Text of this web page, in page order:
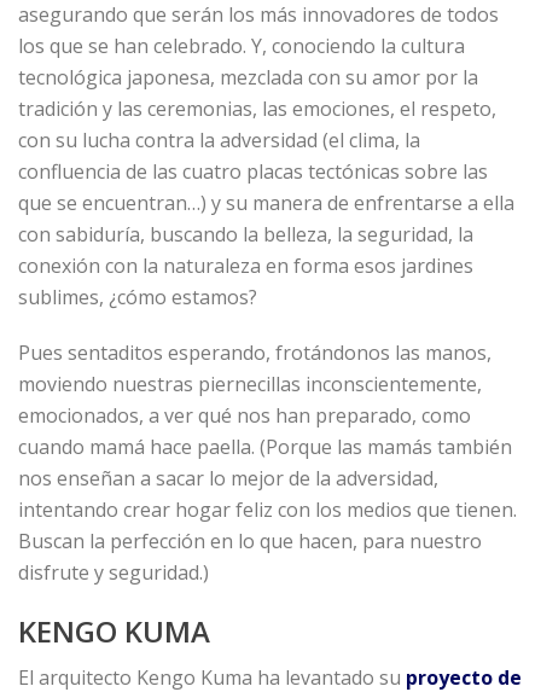
asegurando que serán los más innovadores de todos
los que se han celebrado. Y, conociendo la cultura
tecnológica japonesa, mezclada con su amor por la
tradición y las ceremonias, las emociones, el respeto,
con su lucha contra la adversidad (el clima, la
confluencia de las cuatro placas tectónicas sobre las
que se encuentran…) y su manera de enfrentarse a ella
con sabiduría, buscando la belleza, la seguridad, la
conexión con la naturaleza en forma esos jardines
sublimes, ¿cómo estamos?
Pues sentaditos esperando, frotándonos las manos,
moviendo nuestras piernecillas inconscientemente,
emocionados, a ver qué nos han preparado, como
cuando mamá hace paella. (Porque las mamás también
nos enseñan a sacar lo mejor de la adversidad,
intentando crear hogar feliz con los medios que tienen.
Buscan la perfección en lo que hacen, para nuestro
disfrute y seguridad.)
KENGO KUMA
El arquitecto Kengo Kuma ha levantado su proyecto de